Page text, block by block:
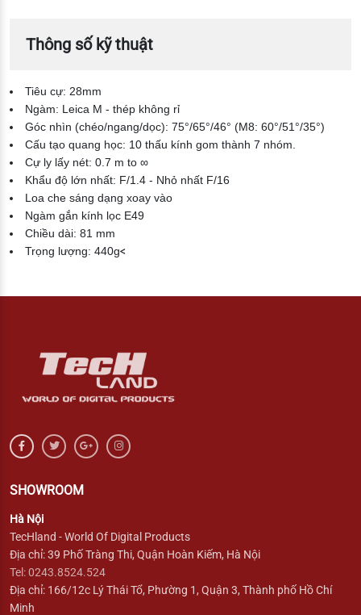
Thông số kỹ thuật
Tiêu cự: 28mm
Ngàm: Leica M - thép không rỉ
Góc nhìn (chéo/ngang/dọc): 75°/65°/46° (M8: 60°/51°/35°)
Cấu tạo quang học: 10 thấu kính gom thành 7 nhóm.
Cự ly lấy nét: 0.7 m to ∞
Khẩu độ lớn nhất: F/1.4 - Nhỏ nhất F/16
Loa che sáng dạng xoay vào
Ngàm gắn kính lọc E49
Chiều dài: 81 mm
Trọng lượng: 440g<
SHOWROOM
Hà Nội
TecHland - World Of Digital Products
Địa chỉ: 39 Phố Tràng Thi, Quận Hoàn Kiếm, Hà Nội
Tel: 0243.8524.524
Địa chỉ: 166/12c Lý Thái Tổ, Phường 1, Quận 3, Thành phố Hồ Chí
Minh